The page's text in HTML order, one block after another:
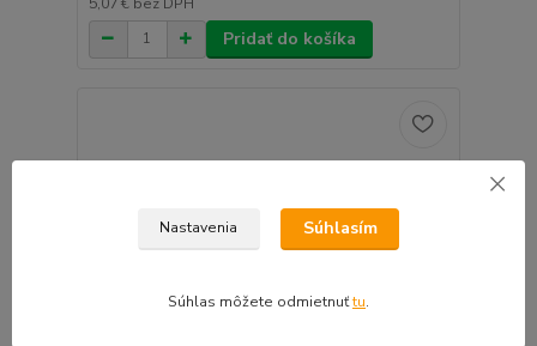
Pridať do košíka
Nastavenia Súhlasím
Súhlas môžete odmietnuťtu.